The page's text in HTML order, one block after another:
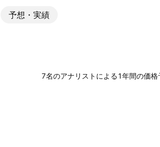
予想・実績
7名のアナリストによる1年間の価